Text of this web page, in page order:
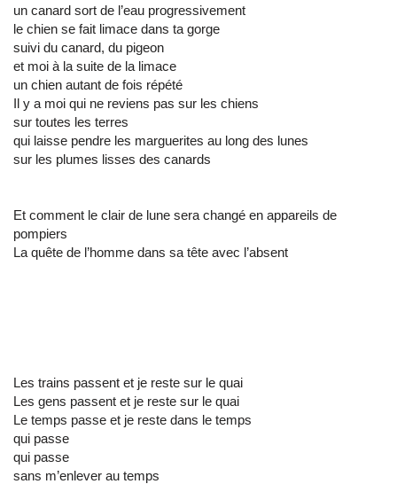
un canard sort de l’eau progressivement
le chien se fait limace dans ta gorge
suivi du canard, du pigeon
et moi à la suite de la limace
un chien autant de fois répété
Il y a moi qui ne reviens pas sur les chiens
sur toutes les terres
qui laisse pendre les marguerites au long des lunes
sur les plumes lisses des canards
Et comment le clair de lune sera changé en appareils de
pompiers
La quête de l’homme dans sa tête avec l’absent
Les trains passent et je reste sur le quai
Les gens passent et je reste sur le quai
Le temps passe et je reste dans le temps
qui passe
qui passe
sans m’enlever au temps